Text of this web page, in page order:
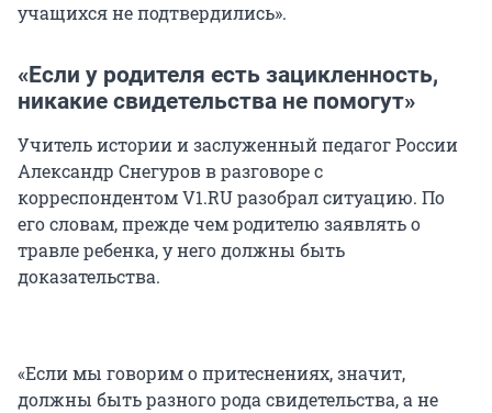
учащихся не подтвердились».
«Если у родителя есть зацикленность,
никакие свидетельства не помогут»
Учитель истории и заслуженный педагог России
Александр Снегуров в разговоре с
корреспондентом V1.RU разобрал ситуацию. По
его словам, прежде чем родителю заявлять о
травле ребенка, у него должны быть
доказательства.
«Если мы говорим о притеснениях, значит,
должны быть разного рода свидетельства, а не